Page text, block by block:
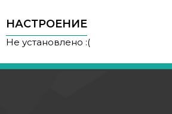
НАСТРОЕНИЕ
Не установлено :(